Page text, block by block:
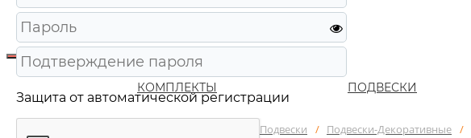
КОМПЛЕКТЫ ПОДВЕСКИ
Подвески / Подвески-Декоративные /
Защита от автоматической регистрации